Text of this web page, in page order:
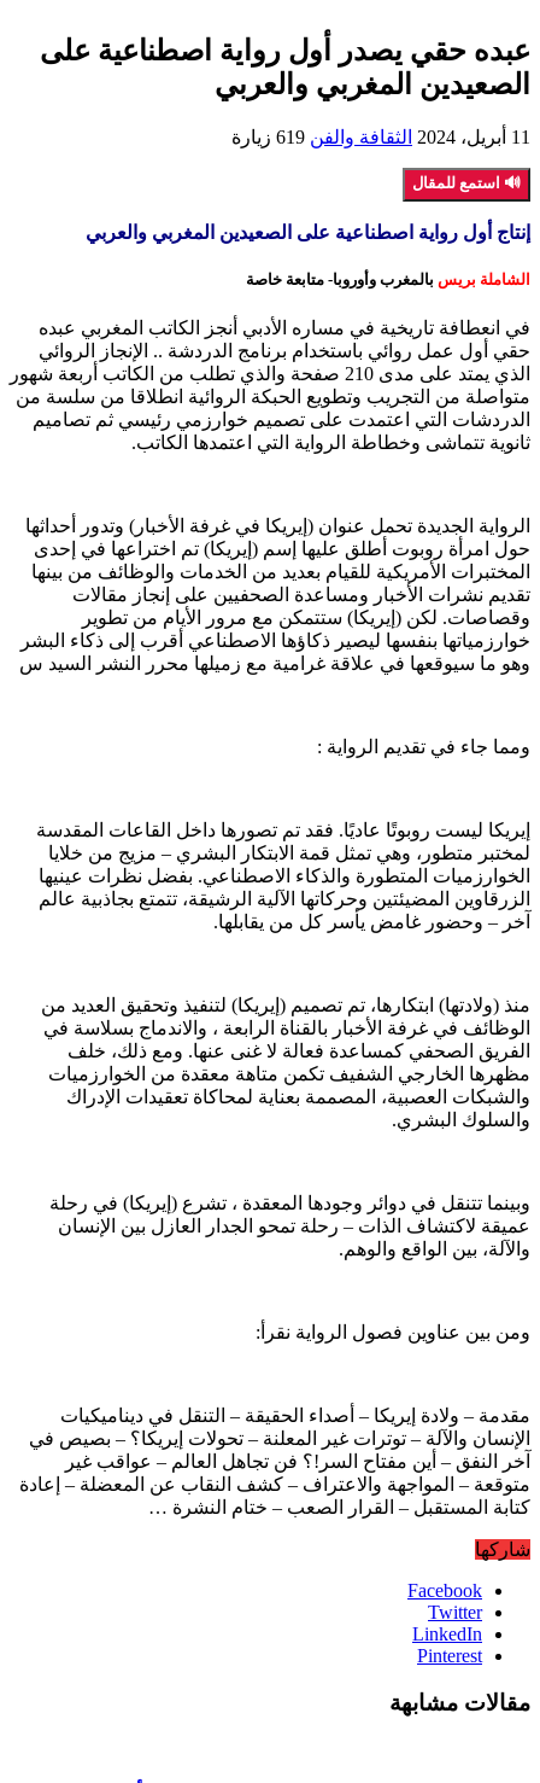
عبده حقي يصدر أول رواية اصطناعية على
الصعيدين المغربي والعربي‎
11 أبريل، 2024 الثقافة والفن 619 زيارة
🔊 استمع للمقال
إنتاج أول رواية اصطناعية على الصعيدين المغربي والعربي‎
الشاملة بريس بالمغرب وأوروبا- متابعة خاصة
في انعطافة تاريخية في مساره الأدبي أنجز الكاتب المغربي عبده
حقي أول عمل روائي باستخدام برنامج الدردشة .. الإنجاز الروائي
الذي يمتد على مدى 210 صفحة والذي تطلب من الكاتب أربعة شهور
متواصلة من التجريب وتطويع الحبكة الروائية انطلاقا من سلسة من
الدردشات التي اعتمدت على تصميم خوارزمي رئيسي ثم تصاميم
ثانوية تتماشى وخطاطة الرواية التي اعتمدها الكاتب.
الرواية الجديدة تحمل عنوان (إيريكا في غرفة الأخبار) وتدور أحداثها
حول امرأة روبوت أطلق عليها إسم (إيريكا) تم اختراعها في إحدى
المختبرات الأمريكية للقيام بعديد من الخدمات والوظائف من بينها
تقديم نشرات الأخبار ومساعدة الصحفيين على إنجاز مقالات
وقصاصات. لكن (إيريكا) ستتمكن مع مرور الأيام من تطوير
خوارزمياتها بنفسها ليصير ذكاؤها الاصطناعي أقرب إلى ذكاء البشر
وهو ما سيوقعها في علاقة غرامية مع زميلها محرر النشر السيد س
ومما جاء في تقديم الرواية :
إيريكا ليست روبوتًا عاديًا. فقد تم تصورها داخل القاعات المقدسة
لمختبر متطور، وهي تمثل قمة الابتكار البشري – مزيج من خلايا
الخوارزميات المتطورة والذكاء الاصطناعي. بفضل نظرات عينيها
الزرقاوين المضيئتين وحركاتها الآلية الرشيقة، تتمتع بجاذبية عالم
آخر – وحضور غامض يأسر كل من يقابلها.
منذ (ولادتها) ابتكارها، تم تصميم (إيريكا) لتنفيذ وتحقيق العديد من
الوظائف في غرفة الأخبار بالقناة الرابعة ، والاندماج بسلاسة في
الفريق الصحفي كمساعدة فعالة لا غنى عنها. ومع ذلك، خلف
مظهرها الخارجي الشفيف تكمن متاهة معقدة من الخوارزميات
والشبكات العصبية، المصممة بعناية لمحاكاة تعقيدات الإدراك
والسلوك البشري.
وبينما تتنقل في دوائر وجودها المعقدة ، تشرع (إيريكا) في رحلة
عميقة لاكتشاف الذات – رحلة تمحو الجدار العازل بين الإنسان
والآلة، بين الواقع والوهم.
ومن بين عناوين فصول الرواية نقرأ:
مقدمة – ولادة إيريكا – أصداء الحقيقة – التنقل في ديناميكيات
الإنسان والآلة – توترات غير المعلنة – تحولات إيريكا؟ – بصيص في
آخر النفق – أين مفتاح السر!؟ فن تجاهل العالم – عواقب غير
متوقعة – المواجهة والاعتراف – كشف النقاب عن المعضلة – إعادة
كتابة المستقبل – القرار الصعب – ختام النشرة …
شاركها
Facebook
Twitter
LinkedIn
Pinterest
مقالات مشابهة